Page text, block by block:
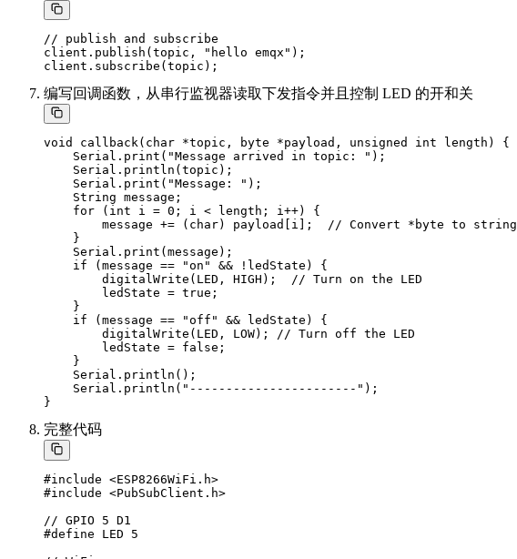
// publish and subscribe
client.publish(topic, "hello emqx");
编写回调函数，从串行监视器读取下发指令并且控制 LED 的开和关
void callback(char *topic, byte *payload, unsigned int length) {
    Serial.print("Message arrived in topic: ");
    Serial.println(topic);
    Serial.print("Message: ");
    String message;
    for (int i = 0; i < length; i++) {
        message += (char) payload[i];  // Convert *byte to string
    }
    Serial.print(message);
    if (message == "on" && !ledState) {
        digitalWrite(LED, HIGH);  // Turn on the LED
        ledState = true;
    }
    if (message == "off" && ledState) {
        digitalWrite(LED, LOW); // Turn off the LED
        ledState = false;
    }
    Serial.println();
    Serial.println("-----------------------");
完整代码
#include <ESP8266WiFi.h>
#include <PubSubClient.h>
// GPIO 5 D1
#define LED 5